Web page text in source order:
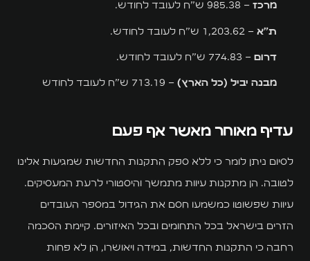
מרכז – 985.38 ש"ח לעובד לחודש.
ת"א – 1,203.62 ש"ח לעובד לחודש.
דרום – 774.83 ש"ח לעובד לחודש.
מבנה יביל (כל הארץ) – 713.19 ש"ח לעובד לחודש
עדיף מאוחר מאשר אף פעם
לסיום ניתן לומר כי ללא ספק התקנות החדשות שמגיעות אלינו
לטובה. הן מתקנות עיוות מתמשך והיסטורי לרעת המעסיקים.
עיוות שפשוטו כמשמעו חסם את הגידול במספר העובדים
הזרים בישראל בכל התחומים ובכל האיזורים. קיימת הסכמה
רחבה כי התקנות החדשות, במידה ויאושרו, הן לא פחות